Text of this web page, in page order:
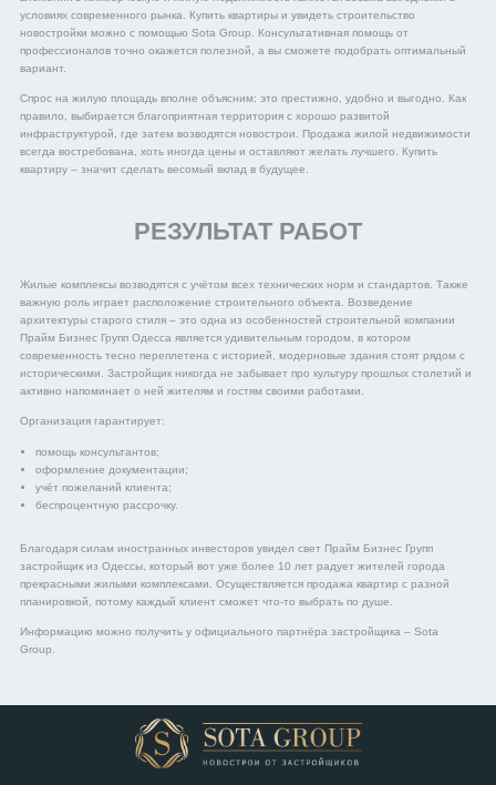
условиях современного рынка. Купить квартиры и увидеть строительство
новостройки можно с помощью Sota Group. Консультативная помощь от
профессионалов точно окажется полезной, а вы сможете подобрать оптимальный
вариант.
Спрос на жилую площадь вполне объясним: это престижно, удобно и выгодно. Как
правило, выбирается благоприятная территория с хорошо развитой
инфраструктурой, где затем возводятся новострои. Продажа жилой недвижимости
всегда востребована, хоть иногда цены и оставляют желать лучшего. Купить
квартиру – значит сделать весомый вклад в будущее.
РЕЗУЛЬТАТ РАБОТ
Жилые комплексы возводятся с учётом всех технических норм и стандартов. Также
важную роль играет расположение строительного объекта. Возведение
архитектуры старого стиля – это одна из особенностей строительной компании
Прайм Бизнес Групп Одесса является удивительным городом, в котором
современность тесно переплетена с историей, модерновые здания стоят рядом с
историческими. Застройщик никогда не забывает про культуру прошлых столетий и
активно напоминает о ней жителям и гостям своими работами.
Организация гарантирует:
помощь консультантов;
оформление документации;
учёт пожеланий клиента;
беспроцентную рассрочку.
Благодаря силам иностранных инвесторов увидел свет Прайм Бизнес Групп
застройщик из Одессы, который вот уже более 10 лет радует жителей города
прекрасными жилыми комплексами. Осуществляется продажа квартир с разной
планировкой, потому каждый клиент сможет что-то выбрать по душе.
Информацию можно получить у официального партнёра застройщика – Sota
Group.